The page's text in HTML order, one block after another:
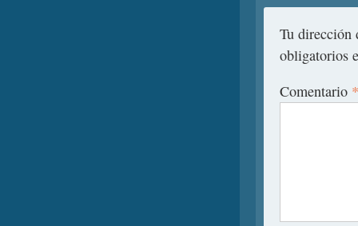
Tu dirección
obligatorios
Comentario *